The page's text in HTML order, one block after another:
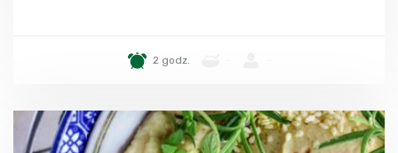
2 godz.